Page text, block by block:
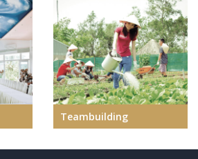
Teambuilding